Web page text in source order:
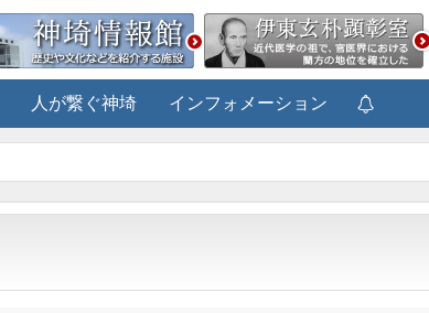
人が繋ぐ神埼 インフォメーション